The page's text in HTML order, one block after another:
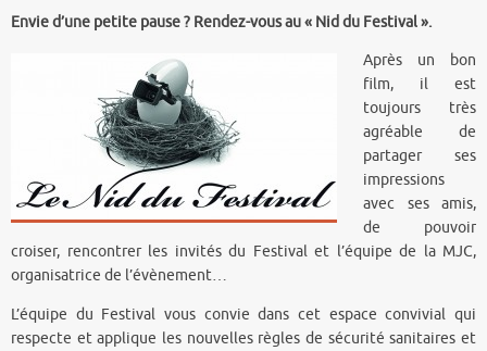
Envie d’une petite pause ? Rendez-vous au « Nid du Festival ».
Après un bon
film, il est
toujours très
agréable de
partager ses
impressions
avec ses amis,
de pouvoir
croiser, rencontrer les invités du Festival et l’équipe de la MJC,
organisatrice de l’évènement…
L’équipe du Festival vous convie dans cet espace convivial qui
respecte et applique les nouvelles règles de sécurité sanitaires et